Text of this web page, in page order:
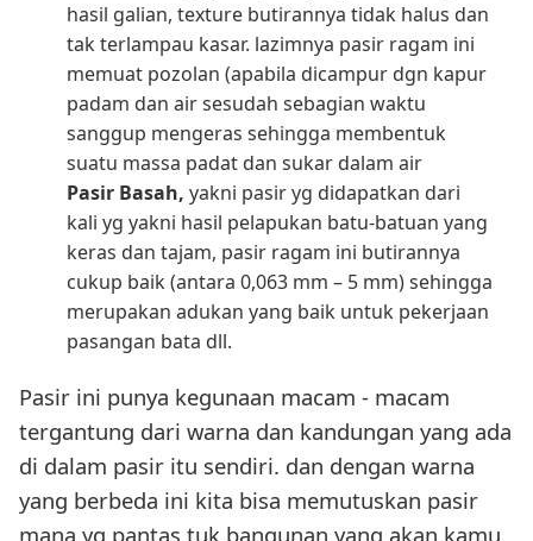
hasil galian, texture butirannya tidak halus dan
tak terlampau kasar. lazimnya pasir ragam ini
memuat pozolan (apabila dicampur dgn kapur
padam dan air sesudah sebagian waktu
sanggup mengeras sehingga membentuk
suatu massa padat dan sukar dalam air
Pasir Basah, yakni pasir yg didapatkan dari
kali yg yakni hasil pelapukan batu-batuan yang
keras dan tajam, pasir ragam ini butirannya
cukup baik (antara 0,063 mm – 5 mm) sehingga
merupakan adukan yang baik untuk pekerjaan
pasangan bata dll.
Pasir ini punya kegunaan macam - macam
tergantung dari warna dan kandungan yang ada
di dalam pasir itu sendiri. dan dengan warna
yang berbeda ini kita bisa memutuskan pasir
mana yg pantas tuk bangunan yang akan kamu